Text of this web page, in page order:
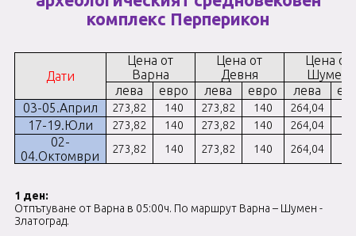
комплекс Перперикон
Дати
Цена от
Варна
Цена от
Девня
Цена от
Шумен
лева
евро лева евро лева
03-05.Април
273,82 140 273,82 140 264,04
17-19.Юли 273,82 140 273,82 140 264,04
02-
04.Октомври
273,82 140 273,82 140 264,04
1 ден:
Отпътуване от Варна в 05:00ч. По маршрут Варна – Шумен -
Златоград.